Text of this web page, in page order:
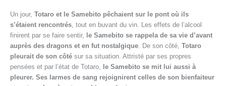
Un jour, Totaro et le Samebito pêchaient sur le pont où ils
s’étaient rencontrés , tout en buvant du vin. Les effets de l’alcool
finirent par se faire sentir,
le Samebito se rappela de sa vie d’avant
auprès des dragons et en fut nostalgique . De son côté, Totaro
pleurait de son côté sur sa situation. Attristé par ses propres
pensées et par l’état de Totaro,
le Samebito se mit lui aussi à
pleurer. Ses larmes de sang rejoignirent celles de son bienfaiteur